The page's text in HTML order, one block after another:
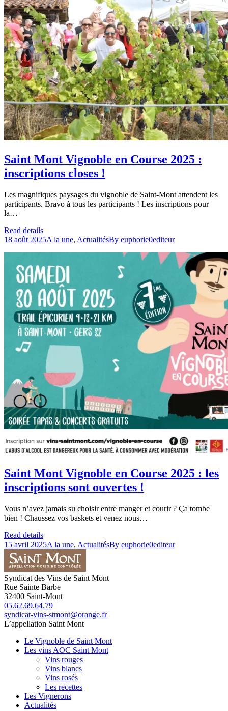
Saint Mont Vignoble en Course 2025 :
inscriptions closes !
Les magnifiques paysages du vignoble de Saint-Mont attendent les
participants. Bravo à tous les participants ! Les inscriptions pour
la…
Read details
18 août 2025A la une, ActualitésBy euphorie0editeur
Saint Mont Vignoble en Course 2025 : les
inscriptions sont ouvertes !
Vous n’avez jamais su choisir entre manger et courir ? Ça tombe
bien ! Chaussez vos baskets et venez nous…
Read details
15 avril 2025A la une, ActualitésBy euphorie0editeur
Syndicat des Vins de Saint Mont
Rue Sainte Barbe
32400 Saint-Mont
05.62.69.64.79
syndicat-vins-stmont@orange.fr
L’appellation Saint Mont
Le Vignoble de Saint Mont
Les vins AOC Saint Mont
Vins rouges
Vins blancs
Vins rosés
Les recettes
Les Vignerons
Actualités